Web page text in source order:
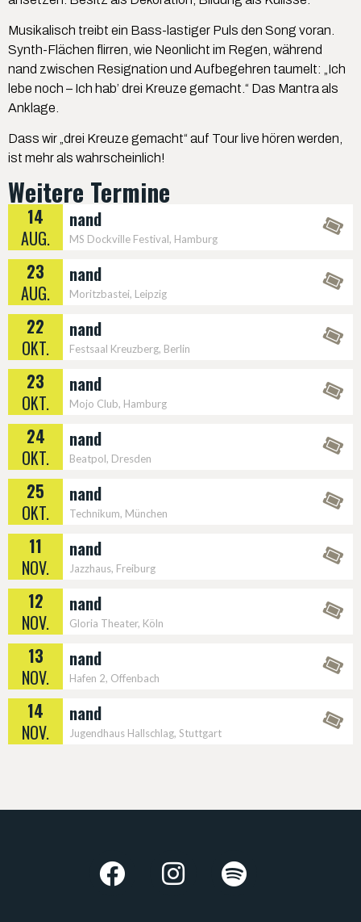
Musikalisch treibt ein Bass-lastiger Puls den Song voran.
Synth-Flächen flirren, wie Neonlicht im Regen, während
nand zwischen Resignation und Aufbegehren taumelt: „Ich
lebe noch – Ich hab’ drei Kreuze gemacht.“ Das Mantra als
Anklage.
Dass wir „drei Kreuze gemacht“ auf Tour live hören werden,
ist mehr als wahrscheinlich!
Weitere Termine
14
AUG.
nand
MS Dockville Festival, Hamburg
23
AUG.
nand
Moritzbastei, Leipzig
22
OKT.
nand
Festsaal Kreuzberg, Berlin
23
OKT.
nand
Mojo Club, Hamburg
24
OKT.
nand
Beatpol, Dresden
25
OKT.
nand
Technikum, München
11
NOV.
nand
Jazzhaus, Freiburg
12
NOV.
nand
Gloria Theater, Köln
13
NOV.
nand
Hafen 2, Offenbach
14
NOV.
nand
Jugendhaus Hallschlag, Stuttgart